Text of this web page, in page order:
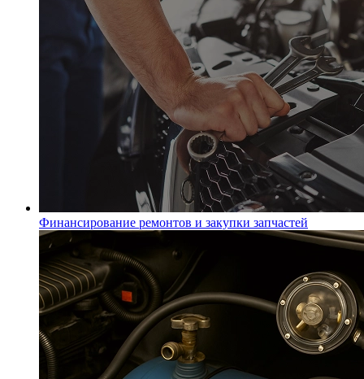
Финансирование ремонтов и закупки запчастей